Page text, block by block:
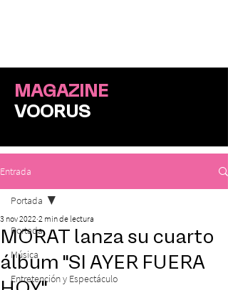
MAGAZINE
VOORUS
Entrada
Portada
Música
Entretención y Espectáculo
Portada
MORAT lanza su cuarto
álbum "SI AYER FUERA
3 nov 2022 2 min de lectura